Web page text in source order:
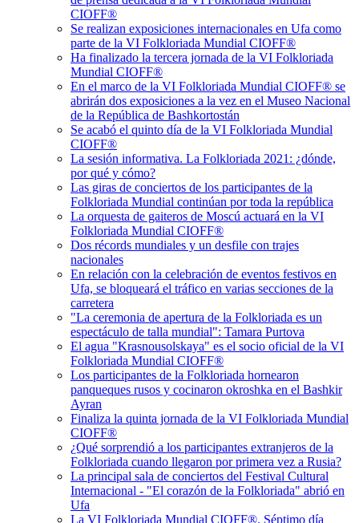
CIOFF®️
Se realizan exposiciones internacionales en Ufa como
parte de la VI Folkloriada Mundial CIOFF®️
Ha finalizado la tercera jornada de la VI Folkloriada
Mundial CIOFF®️
En el marco de la VI Folkloriada Mundial CIOFF®️ se
abrirán dos exposiciones a la vez en el Museo Nacional
de la República de Bashkortostán
Se acabó el quinto día de la VI Folkloriada Mundial
CIOFF®️
La sesión informativa. La Folkloriada 2021: ¿dónde,
por qué y cómo?
Las giras de conciertos de los participantes de la
Folkloriada Mundial continúan por toda la república
La orquesta de gaiteros de Moscú actuará en la VI
Folkloriada Mundial CIOFF®️
Dos récords mundiales y un desfile con trajes
nacionales
En relación con la celebración de eventos festivos en
Ufa, se bloqueará el tráfico en varias secciones de la
carretera
"La ceremonia de apertura de la Folkloriada es un
espectáculo de talla mundial": Tamara Purtova
El agua "Krasnousolskaya" es el socio oficial de la VI
Folkloriada Mundial CIOFF®️
Los participantes de la Folkloriada hornearon
panqueques rusos y cocinaron okroshka en el Bashkir
Ayran
Finaliza la quinta jornada de la VI Folkloriada Mundial
CIOFF®️
¿Qué sorprendió a los participantes extranjeros de la
Folkloriada cuando llegaron por primera vez a Rusia?
La principal sala de conciertos del Festival Cultural
Internacional - "El corazón de la Folkloriada" abrió en
Ufa
La VI Folkloriada Mundial CIOFF®️. Séptimo día